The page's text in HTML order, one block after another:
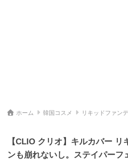
ホーム 韓国コスメ リキッドファンデ
【CLIO クリオ】キルカバー リ
ンも崩れないし。ステイパーフ